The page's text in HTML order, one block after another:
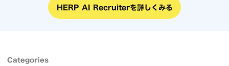
HERP AI Recruiterを詳しくみる
Categories